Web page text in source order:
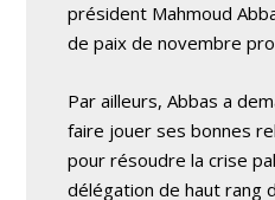
président Mahmoud
de paix de novembre
Par ailleurs, Abbas a
faire jouer ses bonnes
pour résoudre la crise
délégation de haut rang